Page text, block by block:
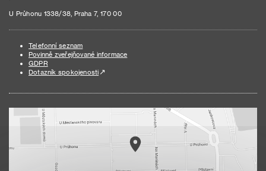
U Průhonu 1338/38, Praha 7, 170 00
Telefonní seznam
Povinně zveřejňované informace
GDPR
Dotazník spokojenosti